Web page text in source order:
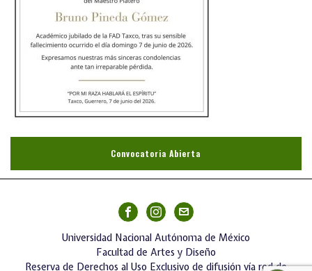
Convocatoria Abierta
Universidad Nacional Autónoma de México
Facultad de Artes y Diseño
Reserva de Derechos al Uso Exclusivo de difusión vía red de